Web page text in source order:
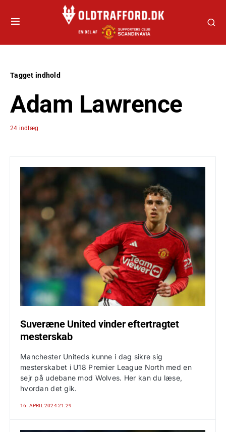
Tagget indhold
Adam Lawrence
24 indlæg
Suveræne United vinder eftertragtet
mesterskab
Manchester Uniteds kunne i dag sikre sig
mesterskabet i U18 Premier League North med en
sejr på udebane mod Wolves. Her kan du læse,
hvordan det gik.
16. APRIL 2024 21:29